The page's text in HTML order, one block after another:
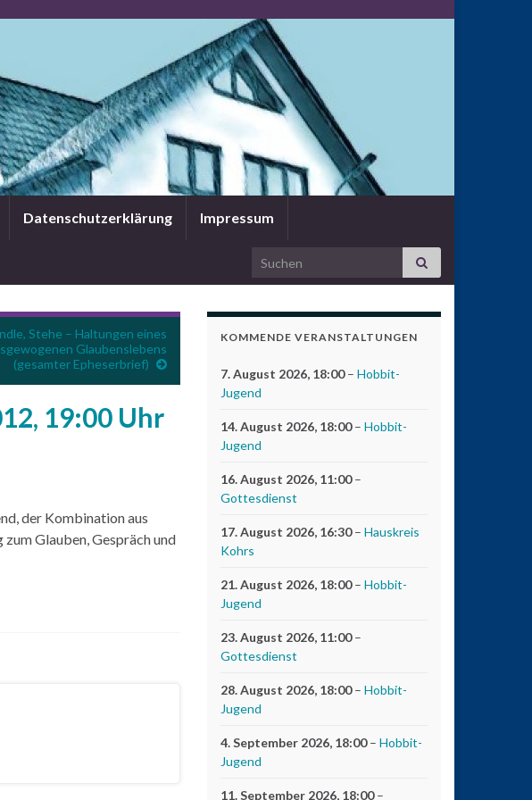
Datenschutzerklärung Impressum
Search for:
Stehe – Haltungen eines
Glaubenslebens
(gesamter Epheserbrief)
19:00 Uhr
der Kombination aus
Glauben, Gespräch und
KOMMENDE VERANSTALTUNGEN
7. August 2026, 18:00– Hobbit-
Jugend
14. August 2026, 18:00– Hobbit-
Jugend
16. August 2026, 11:00–
Gottesdienst
17. August 2026, 16:30– Hauskreis
Kohrs
21. August 2026, 18:00– Hobbit-
Jugend
23. August 2026, 11:00–
Gottesdienst
28. August 2026, 18:00– Hobbit-
Jugend
4. September 2026, 18:00– Hobbit-
Jugend
11. September 2026, 18:00–